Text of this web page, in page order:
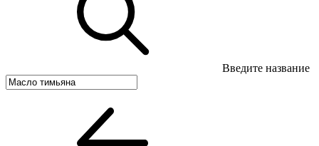
Введите название